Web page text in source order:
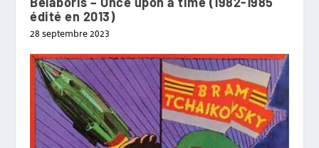
édité en 2013)
28 septembre 2023